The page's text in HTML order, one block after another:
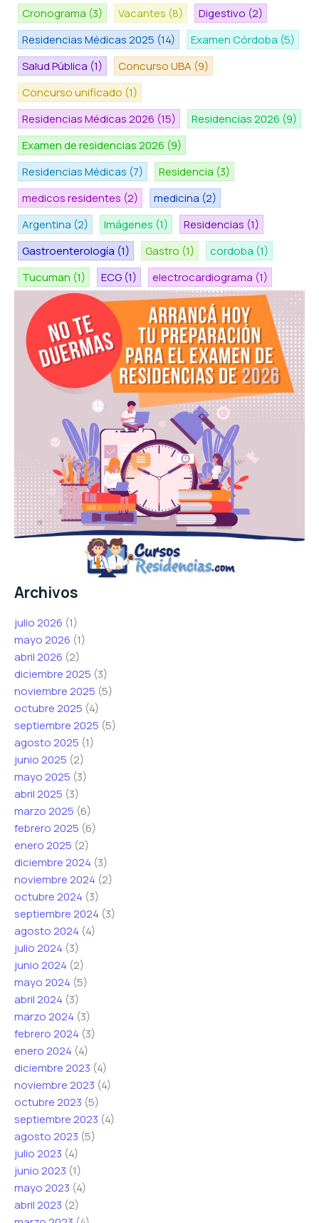
Cronograma (3) Vacantes (8) Digestivo (2)
Residencias Médicas 2025 (14) Examen Córdoba (5)
Salud Pública (1) Concurso UBA (9)
Concurso unificado (1)
Residencias Médicas 2026 (15) Residencias 2026 (9)
Examen de residencias 2026 (9)
Residencias Médicas (7) Residencia (3)
medicos residentes (2) medicina (2)
Argentina (2) Imágenes (1) Residencias (1)
Gastroenterología (1) Gastro (1) cordoba (1)
Tucuman (1) ECG (1) electrocardiograma (1)
Archivos
julio 2026 (1)
mayo 2026 (1)
abril 2026 (2)
diciembre 2025 (3)
noviembre 2025 (5)
octubre 2025 (4)
septiembre 2025 (5)
agosto 2025 (1)
junio 2025 (2)
mayo 2025 (3)
abril 2025 (3)
marzo 2025 (6)
febrero 2025 (6)
enero 2025 (2)
diciembre 2024 (3)
noviembre 2024 (2)
octubre 2024 (3)
septiembre 2024 (3)
agosto 2024 (4)
julio 2024 (3)
junio 2024 (2)
mayo 2024 (5)
abril 2024 (3)
marzo 2024 (3)
febrero 2024 (3)
enero 2024 (4)
diciembre 2023 (4)
noviembre 2023 (4)
octubre 2023 (5)
septiembre 2023 (4)
agosto 2023 (5)
julio 2023 (4)
junio 2023 (1)
mayo 2023 (4)
abril 2023 (2)